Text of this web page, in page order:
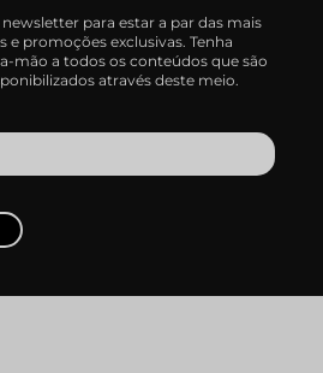
para estar a par das mais
e promoções exclusivas. Tenha
mão a todos os conteúdos que são
através deste meio.